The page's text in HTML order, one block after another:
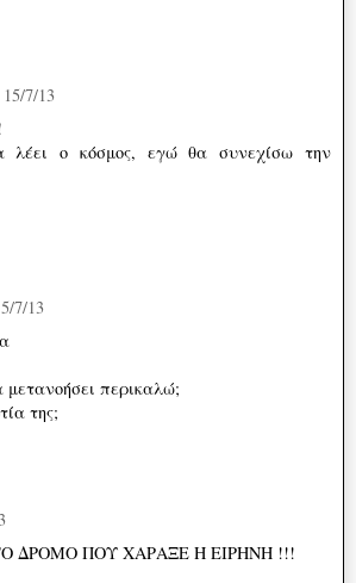
15/7/13
λέει ο κόσμος, εγώ θα συνεχίσω την
7/13
μετανοήσει περικαλώ;
της;
ΔΡΟΜΟ ΠΟΥ ΧΑΡΑΞΕ Η ΕΙΡΗΝΗ !!!